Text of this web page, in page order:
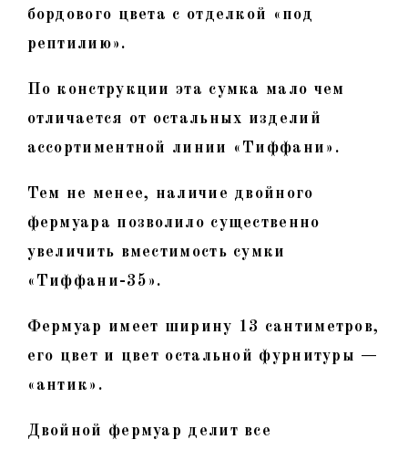
бордового цвета с отделкой «под
рептилию».
По конструкции эта сумка мало чем
отличается от остальных изделий
ассортиментной линии «Тиффани».
Тем не менее, наличие двойного
фермуара позволило существенно
увеличить вместимость сумки
«Тиффани-35».
Фермуар имеет ширину 13 сантиметров,
его цвет и цвет остальной фурнитуры —
«антик».
Двойной фермуар делит все